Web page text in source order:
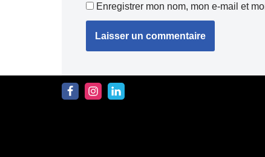
Enregistrer mon nom, mon e-mail et